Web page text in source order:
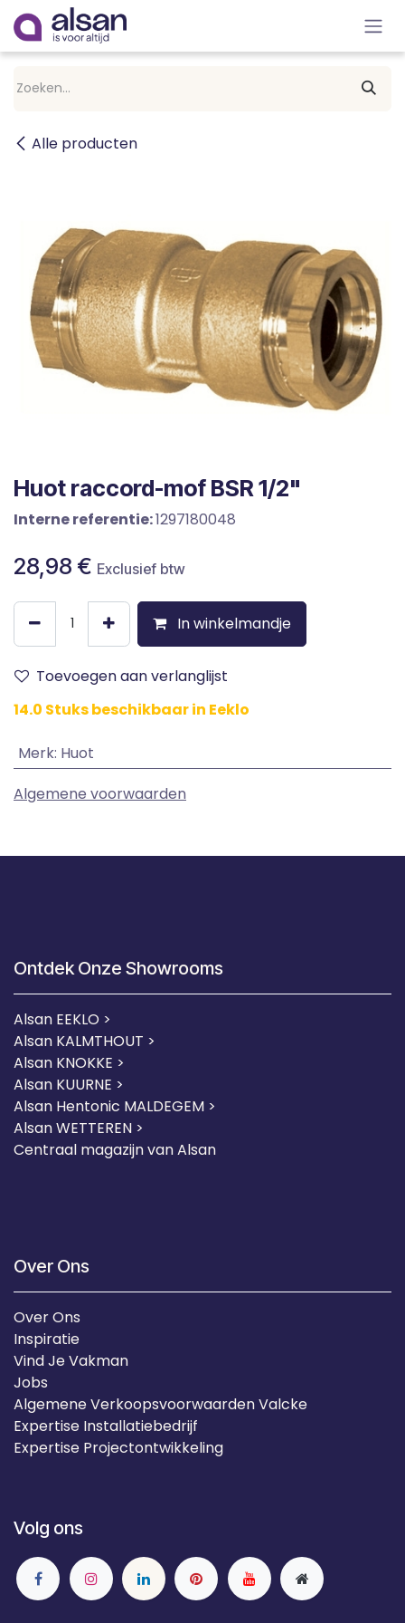
Overslaan naar inhoud
Alle producten
Huot raccord-mof BSR 1/2"
Interne referentie:1297180048
28,98 € Exclusief btw
In winkelmandje
Toevoegen aan verlanglijst
14.0 Stuks beschikbaar in Eeklo
Merk: Huot
Algemene voorwaarden
Ontdek Onze Showrooms
Alsan EEKLO >
Alsan KALMTHOUT >
Alsan KNOKKE >
Alsan KUURNE >
Alsan Hentonic MALDEGEM >
Alsan WETTEREN >
Centraal magazijn van Alsan
Over Ons
Over Ons
Inspiratie
Vind Je Vakman
Jobs
Algemene Verkoopsvoorwaarden Valcke
Expertise Installatiebedrijf
Expertise Projectontwikkeling
Volg ons